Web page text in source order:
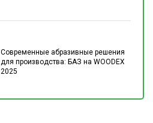
Современные абразивные решения
для производства: БАЗ на WOODEX
2025